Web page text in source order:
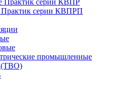
Практик серии КВПР
Практик серии КВПРП
промышленные